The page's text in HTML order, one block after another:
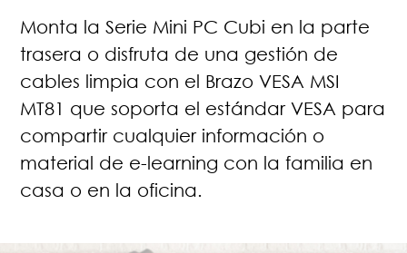
Monta la Serie Mini PC Cubi en la parte
trasera o disfruta de una gestión de
cables limpia con el Brazo VESA MSI
MT81 que soporta el estándar VESA para
compartir cualquier información o
material de e-learning con la familia en
casa o en la oficina.